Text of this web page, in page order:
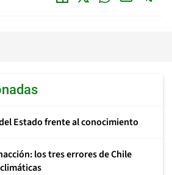
Estado frente al conocimiento
los tres errores de Chile